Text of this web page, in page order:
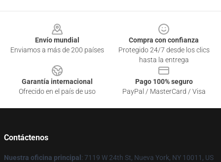
Envío mundial
Enviamos a más de 200 países
Compra con confianza
Protegido 24/7 desde los clics
hasta la entrega
Garantía internacional
Ofrecido en el país de uso
Pago 100% seguro
PayPal / MasterCard / Visa
Contáctenos
Nuestra oficina principal : 7119 W 24th St, Nueva York, NY 10011, US